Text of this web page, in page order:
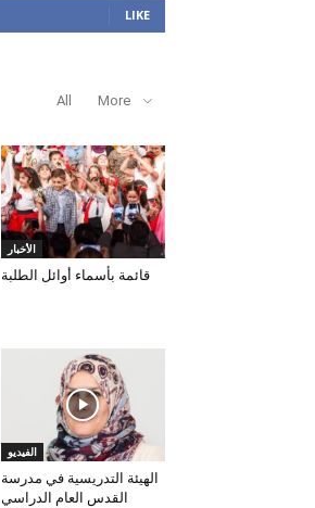
LIKE
All More
الأخبار
قائمة بأسماء أوائل الطلبة
الفيديو
الهيئة التدريسية في مدرسة
القدس العام الدراسي